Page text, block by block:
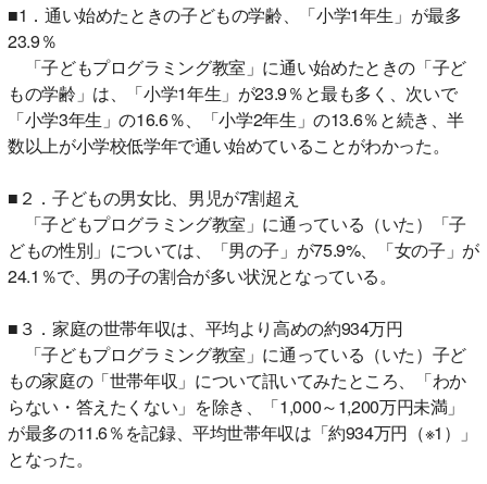
■1．通い始めたときの子どもの学齢、「小学1年生」が最多
23.9％
「子どもプログラミング教室」に通い始めたときの「子ど
もの学齢」は、「小学1年生」が23.9％と最も多く、次いで
「小学3年生」の16.6％、「小学2年生」の13.6％と続き、半
数以上が小学校低学年で通い始めていることがわかった。
■２．子どもの男女比、男児が7割超え
「子どもプログラミング教室」に通っている（いた）「子
どもの性別」については、「男の子」が75.9%、「女の子」が
24.1％で、男の子の割合が多い状況となっている。
■３．家庭の世帯年収は、平均より高めの約934万円
「子どもプログラミング教室」に通っている（いた）子ど
もの家庭の「世帯年収」について訊いてみたところ、「わか
らない・答えたくない」を除き、「1,000～1,200万円未満」
が最多の11.6％を記録、平均世帯年収は「約934万円（※1）」
となった。